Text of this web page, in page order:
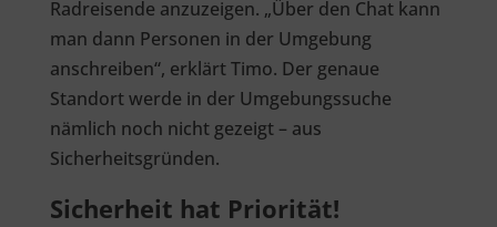
Radreisende anzuzeigen. „Über den Chat kann
man dann Personen in der Umgebung
anschreiben“, erklärt Timo. Der genaue
Standort werde in der Umgebungssuche
nämlich noch nicht gezeigt – aus
Sicherheitsgründen.
Sicherheit hat Priorität!